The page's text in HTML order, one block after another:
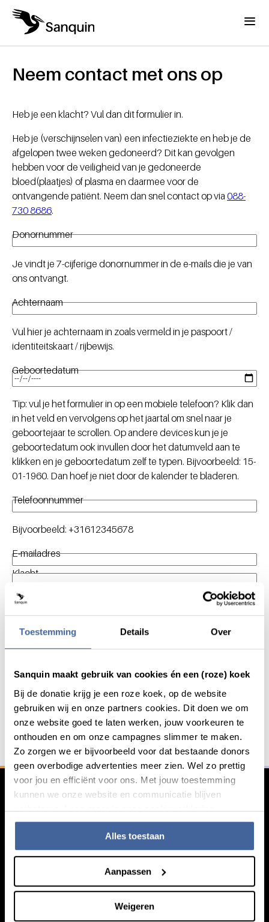
Toestemming Details Over
Sanquin maakt gebruik van cookies én een (roze) koek
Bij de donatie krijg je een roze koek, op de website
gebruiken wij en onze partners cookies. Dit doen we om
onze website goed te laten werken, jouw voorkeuren te
onthouden en om onze campagnes slimmer te maken.
Zo zorgen we er bijvoorbeeld voor dat bestaande donors
geen overbodige advertenties meer zien. Wel zo prettig
voor jou en efficiënt voor ons. Met jouw toestemming
kunnen we onze website en communicatie blijven
verbeteren. Lees meer in onze cookieverklaring.
Alles toestaan
Aanpassen
Weigeren
Overslaan en naar de inhoud gaan
Menu
Kruimelpad
Home
Neem contact met ons op
Heb je een klacht? Vul dan dit formulier in.
Heb je (verschijnselen van) een infectieziekte en heb je de
afgelopen twee weken gedoneerd? Dit kan gevolgen
hebben voor de veiligheid van je gedoneerde
bloed(plaatjes) of plasma en daarmee voor de
ontvangende patiënt. Neem dan snel contact op via 088-
730 8686.
Donornummer
Je vindt je 7-cijferige donornummer in de e-mails die je van
ons ontvangt.
Achternaam
Vul hier je achternaam in zoals vermeld in je paspoort /
identiteitskaart / rijbewijs.
Geboortedatum
Tip: vul je het formulier in op een mobiele telefoon? Klik dan
in het veld en vervolgens op het jaartal om snel naar je
geboortejaar te scrollen. Op andere devices kun je je
geboortedatum ook invullen door het datumveld aan te
klikken en je geboortedatum zelf te typen. Bijvoorbeeld: 15-
01-1960. Dan hoef je niet door de kalender te bladeren.
Telefoonnummer
Bijvoorbeeld: +31612345678
E-mailadres
Klacht
Verzenden
Algemene informatie
Het zit in ons bloed. Geef om
elkaar.
Het zit ook in jou. Meld je aan als donor bij Sanquin.
Word donor
Kennis